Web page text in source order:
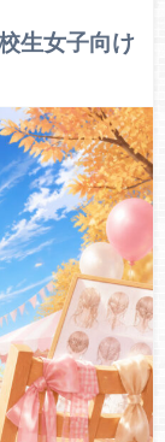
生女子向け